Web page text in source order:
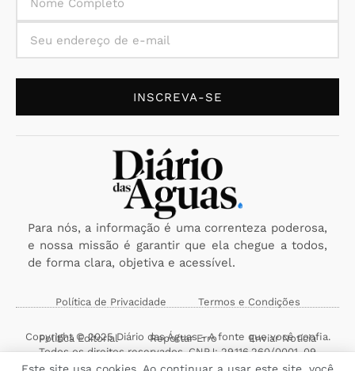
INSCREVA-SE
Para nós, a informação é uma correnteza poderosa,
e nossa missão é garantir que ela chegue a todos,
de forma clara, objetiva e acessível.
Política de Privacidade Termos e Condições
Política Editorial Reportar Erro Enviar Notícia
Copyright © 2025 Diário das Águas - A fonte que você confia.
Todos os direitos reservados. CNPJ: 29.116.260/0001-09